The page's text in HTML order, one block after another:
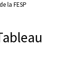
la FESP